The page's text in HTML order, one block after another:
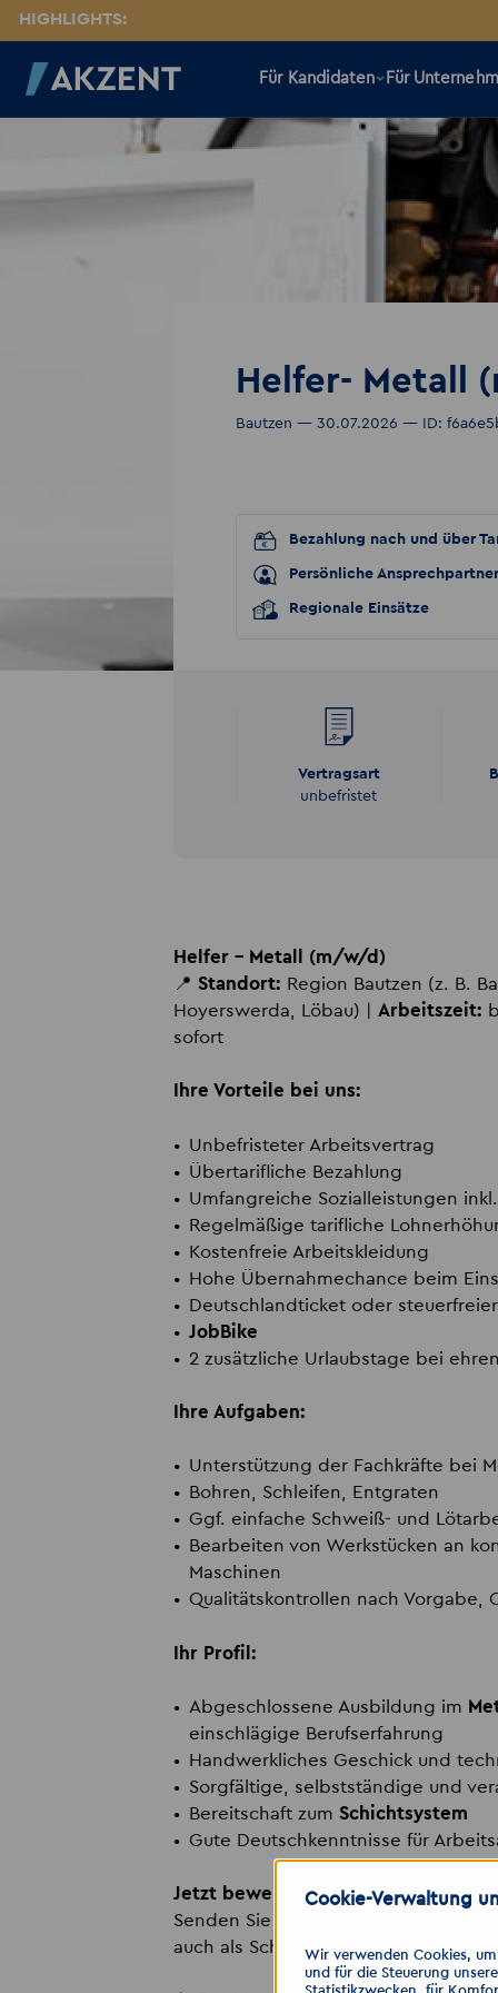
HIGHLIGHTS:
Für Kandidaten Für
Helfer- Metall
Bautzen — 30.07.2026 — ID:
Bezahlung nach und über
Persönliche Ansprechpartner
Regionale Einsätze
Vertragsart
unbefristet
Helfer – Metall (m/w/d)
📍 Standort: Region Bautzen (z. B.
Hoyerswerda, Löbau) | Arbeitszeit:
sofort
Ihre Vorteile bei uns:
Unbefristeter Arbeitsvertrag
Übertarifliche Bezahlung
Umfangreiche Sozialleistungen
Regelmäßige tarifliche
Kostenfreie Arbeitskleidung
Hohe Übernahmechance beim
Deutschlandticket oder
JobBike
2 zusätzliche Urlaubstage bei
Ihre Aufgaben:
Unterstützung der Fachkräfte bei
Bohren, Schleifen, Entgraten
Ggf. einfache Schweiß- und
Bearbeiten von Werkstücken an
Maschinen
Qualitätskontrollen nach Vorgabe,
Ihr Profil:
Abgeschlossene Ausbildung im
einschlägige Berufserfahrung
Handwerkliches Geschick und
Sorgfältige, selbstständige und
Bereitschaft zum Schichtsystem
Gute Deutschkenntnisse für
Jetzt bewerben!
Senden Sie uns Ihre Bewerbung
auch als Schnellbewerbung per
Cookie-Verwaltung
Wir verwenden Cookies,
und für die Steuerung